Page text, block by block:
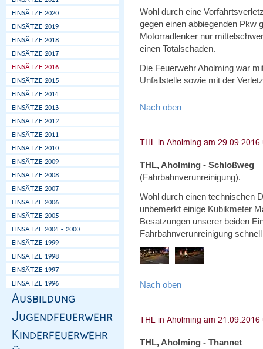
Wohl durch eine
gegen einen abbiegenden Pkw
Motorradlenker nur
einen Totalschaden.
Die Feuerwehr Aholming war
Unfallstelle sowie mit der
Nach oben
THL, Aholming - Schloßweg
(Fahrbahnverunreinigung).
Wohl durch einen technischen
unbemerkt einige Kubikmeter
Besatzungen unserer beiden
Fahrbahnverunreinigung
Nach oben
THL, Aholming - Thannet